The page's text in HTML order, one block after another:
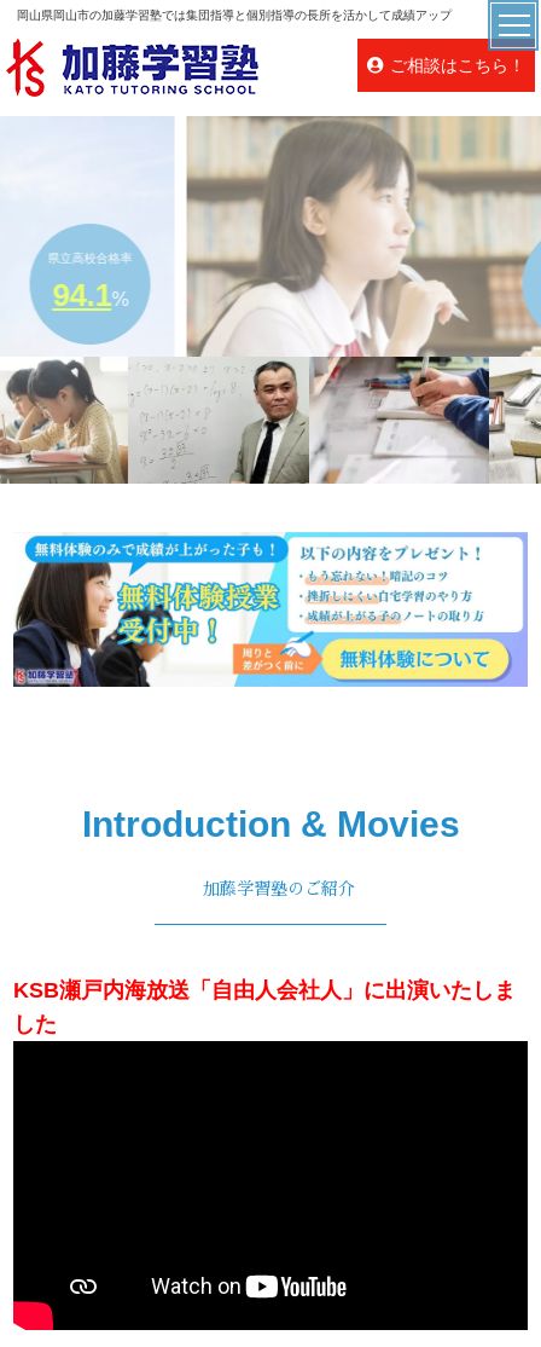
岡山県岡山市の加藤学習塾では集団指導と個別指導の長所を活かして成績アップ
ご相談はこちら！
県立高校合格率
94.1%
Introduction & Movies
加藤学習塾のご紹介
KSB瀬戸内海放送「自由人会社人」に出演いたしま
した